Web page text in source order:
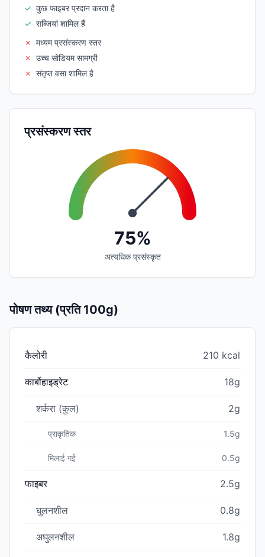
✓ कुछ फाइबर प्रदान करता है
✓ सब्जियां शामिल हैं
✗ मध्यम प्रसंस्करण स्तर
✗ उच्च सोडियम सामग्री
✗ संतृप्त वसा शामिल है
प्रसंस्करण स्तर
75%
अत्यधिक प्रसंस्कृत
पोषण तथ्य (प्रति 100g)
कैलोरी 210 kcal
कार्बोहाइड्रेट 18g
शर्करा (कुल) 2g
प्राकृतिक 1.5g
मिलाई गई 0.5g
फाइबर 2.5g
घुलनशील 0.8g
अघुलनशील 1.8g